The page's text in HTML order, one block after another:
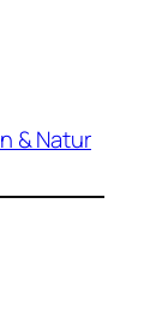
& Natur